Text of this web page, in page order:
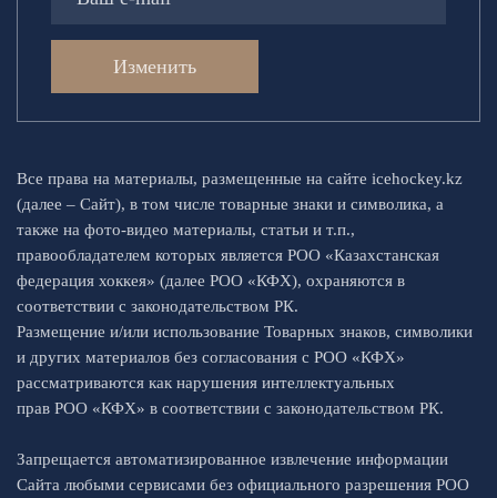
Изменить
Все права на материалы, размещенные на сайте icehockey.kz
(далее – Сайт), в том числе товарные знаки и символика, а
также на фото-видео материалы, статьи и т.п.,
правообладателем которых является РОО «Казахстанская
федерация хоккея» (далее РОО «КФХ), охраняются в
соответствии с законодательством РК.
Размещение и/или использование Товарных знаков, символики
и других материалов без согласования с РОО «КФХ»
рассматриваются как нарушения интеллектуальных
прав РОО «КФХ» в соответствии с законодательством РК.
Запрещается автоматизированное извлечение информации
Сайта любыми сервисами без официального разрешения РОО